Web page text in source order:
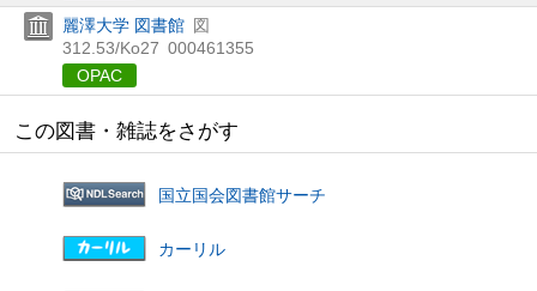
麗澤大学 図書館 図
312.53/Ko27 000461355
OPAC
この図書・雑誌をさがす
国立国会図書館サーチ
カーリル